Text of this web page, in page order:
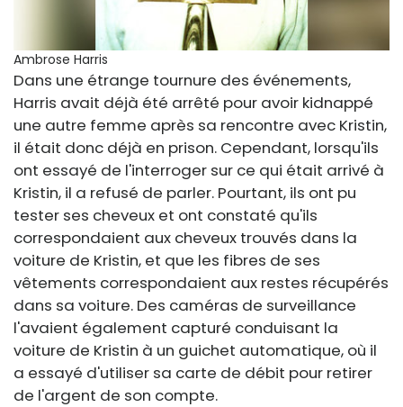
Ambrose Harris
Dans une étrange tournure des événements,
Harris avait déjà été arrêté pour avoir kidnappé
une autre femme après sa rencontre avec Kristin,
il était donc déjà en prison. Cependant, lorsqu'ils
ont essayé de l'interroger sur ce qui était arrivé à
Kristin, il a refusé de parler. Pourtant, ils ont pu
tester ses cheveux et ont constaté qu'ils
correspondaient aux cheveux trouvés dans la
voiture de Kristin, et que les fibres de ses
vêtements correspondaient aux restes récupérés
dans sa voiture. Des caméras de surveillance
l'avaient également capturé conduisant la
voiture de Kristin à un guichet automatique, où il
a essayé d'utiliser sa carte de débit pour retirer
de l'argent de son compte.